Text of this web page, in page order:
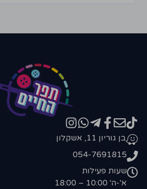
בן גוריון 11, אשקלון
054-7691815
שעות פעילות
א'-ה' 10:00 – 18:00